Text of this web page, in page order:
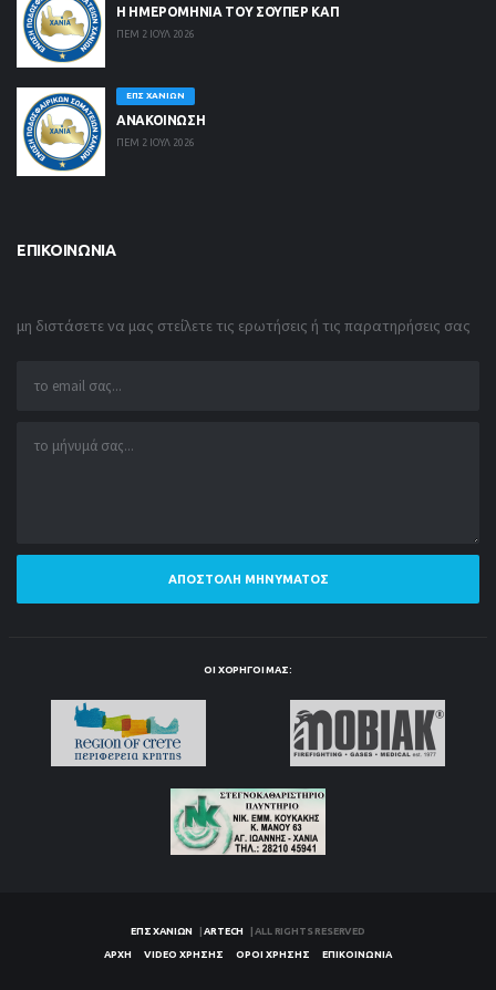
Η ΗΜΕΡΟΜΗΝΙΑ ΤΟΥ ΣΟΥΠΕΡ ΚΑΠ
ΠΕΜ 2 ΙΟΥΛ 2026
ΕΠΣ ΧΑΝΊΩΝ
ΑΝΑΚΟΙΝΩΣΗ
ΠΕΜ 2 ΙΟΥΛ 2026
ΕΠΙΚΟΙΝΩΝΊΑ
μη διστάσετε να μας στείλετε τις ερωτήσεις ή τις παρατηρήσεις σας
ΑΠΟΣΤΟΛΉ ΜΗΝΎΜΑΤΟΣ
ΟΙ ΧΟΡΗΓΟΊ ΜΑΣ:
ΕΠΣ ΧΑΝΊΩΝ |ARTECH | ALL RIGHTS RESERVED
ΑΡΧΉ VIDEO ΧΡΉΣΗΣ ΌΡΟΙ ΧΡΉΣΗΣ ΕΠΙΚΟΙΝΩΝΊΑ